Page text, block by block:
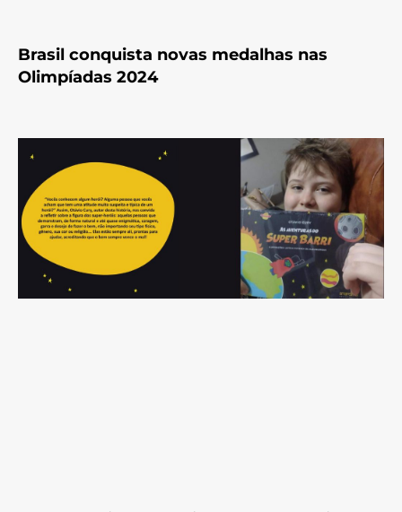
Brasil conquista novas medalhas nas
Olimpíadas 2024